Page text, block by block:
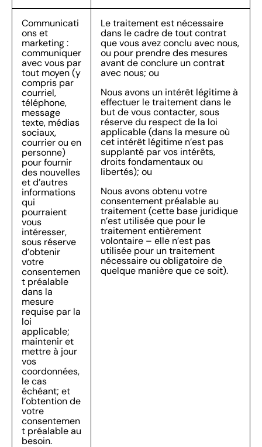
Communicati
ons et
marketing :
communiquer
avec vous par
tout moyen (y
compris par
courriel,
téléphone,
message
texte, médias
sociaux,
courrier ou en
personne)
pour fournir
des nouvelles
et d’autres
informations
qui
pourraient
vous
intéresser,
sous réserve
d’obtenir
votre
consentemen
t préalable
dans la
mesure
requise par la
loi
applicable;
maintenir et
mettre à jour
vos
coordonnées,
le cas
échéant; et
l’obtention de
votre
consentemen
t préalable au
besoin.
Le traitement est nécessaire
dans le cadre de tout contrat
que vous avez conclu avec nous,
ou pour prendre des mesures
avant de conclure un contrat
avec nous; ou
Nous avons un intérêt légitime à
effectuer le traitement dans le
but de vous contacter, sous
réserve du respect de la loi
applicable (dans la mesure où
cet intérêt légitime n’est pas
supplanté par vos intérêts,
droits fondamentaux ou
libertés); ou
Nous avons obtenu votre
consentement préalable au
traitement (cette base juridique
n’est utilisée que pour le
traitement entièrement
volontaire – elle n’est pas
utilisée pour un traitement
nécessaire ou obligatoire de
quelque manière que ce soit).